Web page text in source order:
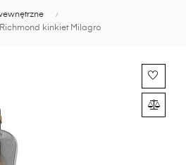
Richmond kinkiet Milagro